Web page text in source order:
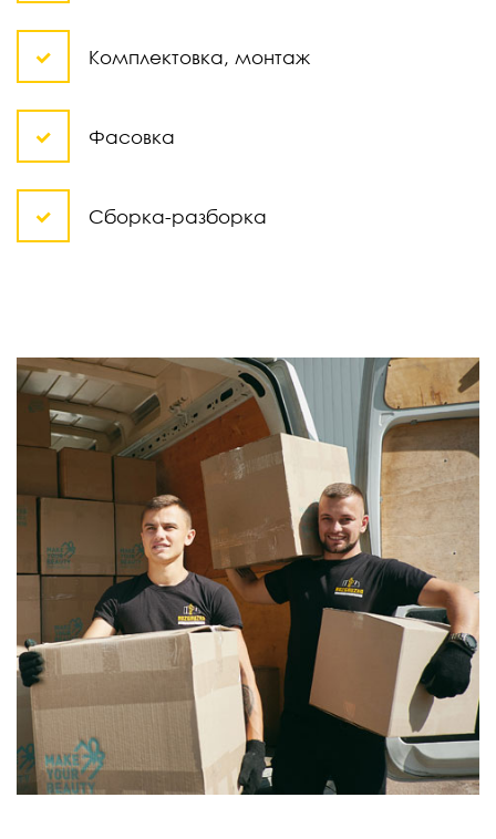
Комплектовка, монтаж
Фасовка
Сборка-разборка